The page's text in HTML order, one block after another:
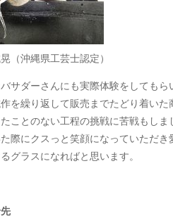
沖縄県工芸士認定）
サダーさんにも実際体験をしてもら
を繰り返して販売までたどり着いた
ことのない工程の挑戦に苦戦もしま
際にクスっと笑顔になっていただき
グラスになればと思います。